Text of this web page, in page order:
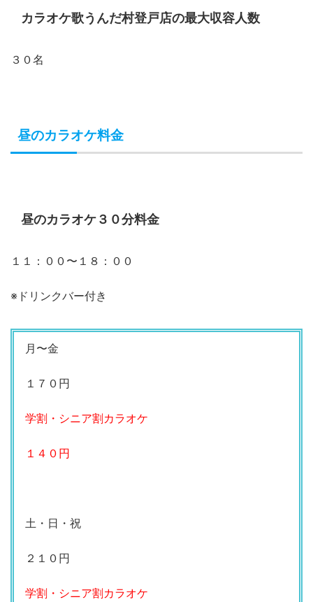
カラオケ歌うんだ村登戸店の最大収容人数
３０名
昼のカラオケ料金
昼のカラオケ３０分料金
１１：００〜１８：００
※ドリンクバー付き
月〜金
１７０円
学割・シニア割カラオケ
１４０円
土・日・祝
２１０円
学割・シニア割カラオケ